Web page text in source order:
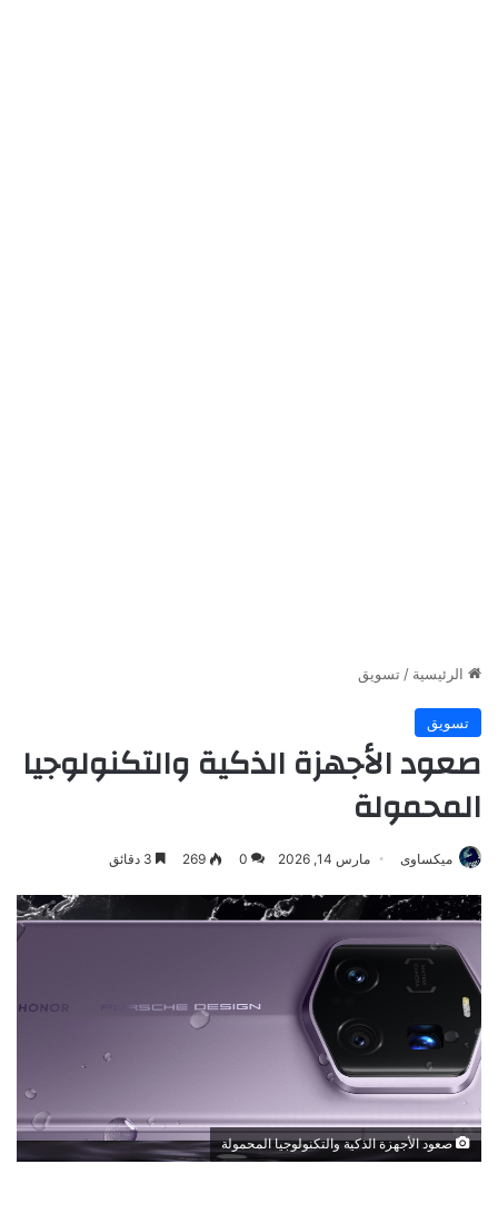
الرئيسية / تسويق
تسويق
صعود الأجهزة الذكية والتكنولوجيا
المحمولة
ميكساوى مارس 14, 2026 0
269
صعود الأجهزة الذكية والتكنولوجيا المحمولة